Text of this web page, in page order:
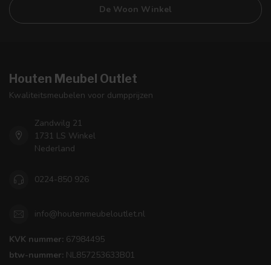
De Woon Winkel
Houten Meubel Outlet
Kwaliteitsmeubelen voor dumpprijzen
Zandwilg 21
1731 LS Winkel
Nederland
0224-850 926
info@houtenmeubeloutlet.nl
KVK nummer: 67984495
btw-nummer: NL857253633B01